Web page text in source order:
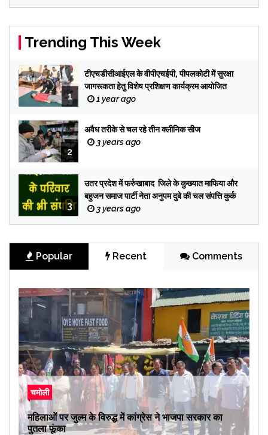
Trending This Week
1
टीएचडीसीआईएल के वीपीएचईपी, पीपलकोटी में सुरक्षा
जागरूकता हेतु विशेष प्रशिक्षण कार्यक्रम आयोजित
1 year ago
2
अवैध तरीके से चल रहे तीन क्लीनिक सीज
3 years ago
3
उतर प्रदेश में फर्रुखाबाद जिले के कुख्यात माफिया और
बहुजन समाज पार्टी नेता अनुपम दुबे की चल संपत्ति कुर्क
3 years ago
Popular Recent Comments
चमोली
महिलाओं पर जुल्म के विरुद्ध में कांग्रेस ने भाजपा सरकार का
पुतला फूंका